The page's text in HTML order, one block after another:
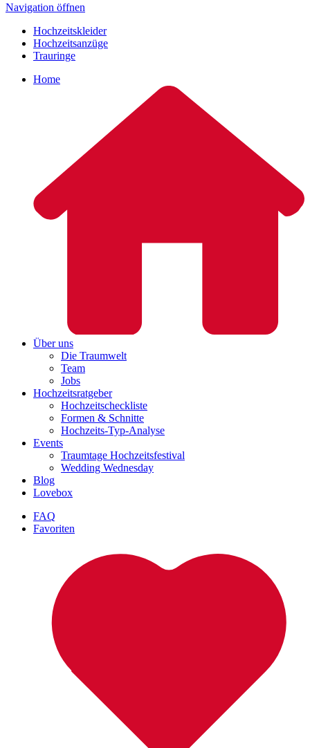
Navigation öffnen
Hochzeitskleider
Hochzeitsanzüge
Trauringe
Home
Über uns
Die Traumwelt
Team
Jobs
Hochzeitsratgeber
Hochzeitscheckliste
Formen & Schnitte
Hochzeits-Typ-Analyse
Events
Traumtage Hochzeitsfestival
Wedding Wednesday
Blog
Lovebox
FAQ
Favoriten